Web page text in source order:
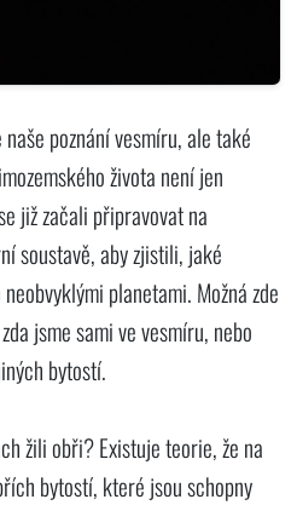
poznání vesmíru, ale také
života není jen
již začali připravovat na
soustavě, aby zjistili, jaké
planetami. Možná zde
jsme sami ve vesmíru, nebo
bytostí.
žili obři? Existuje teorie, že na
bytostí, které jsou schopny